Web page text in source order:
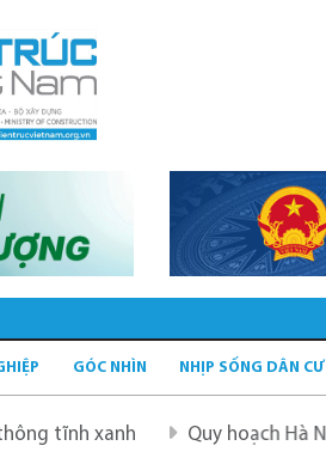
GÓC NHÌN NHỊP SỐNG DÂN CƯ
hoạch Hà Nội tầm nhìn 100 năm